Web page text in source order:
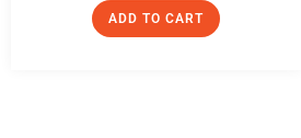
ADD TO CART